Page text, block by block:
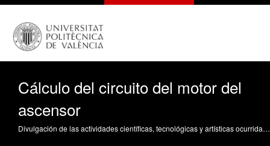
Cálculo del circuito del motor del
ascensor
Divulgación de las actividades científicas, tecnológicas y artísticas ocurridas en los tres campus de la UPV